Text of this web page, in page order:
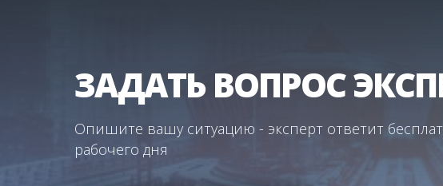
ЗАДАТЬ ВОПРОС
Опишите вашу ситуацию - эксперт ответит
рабочего дня